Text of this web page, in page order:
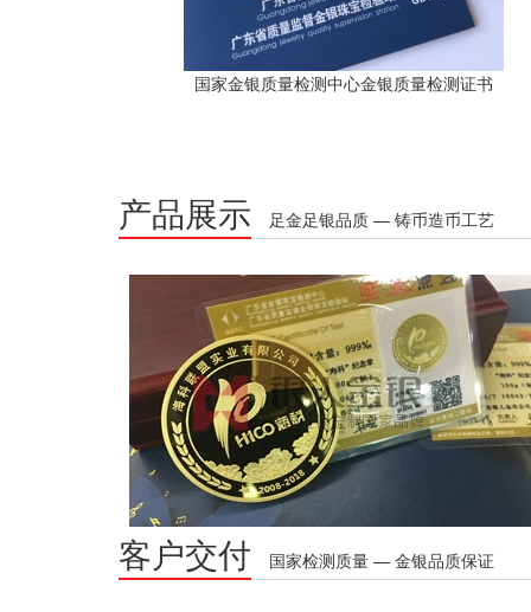
国家金银质量检测中心金银质量检测证书
产品展示 足金足银品质 — 铸币造币工艺
客户交付 国家检测质量 — 金银品质保证